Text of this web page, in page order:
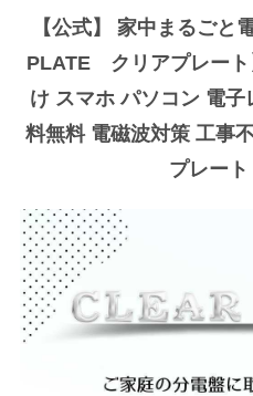
【公式】 家中まるごと
PLATE クリアプレート
け スマホ パソコン 電
料無料 電磁波対策 工事
プレー